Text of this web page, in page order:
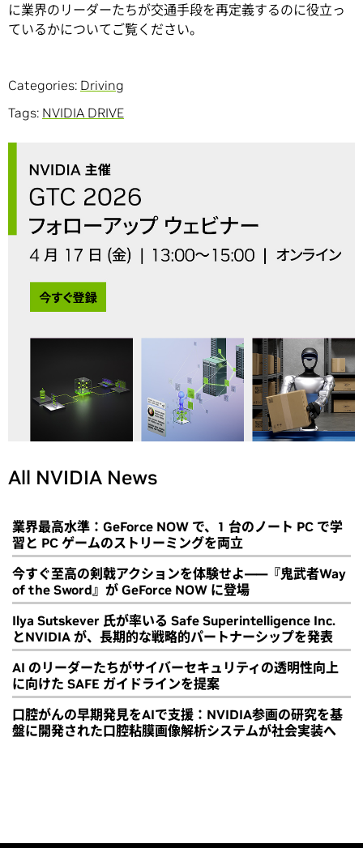
に業界のリーダーたちが交通手段を再定義するのに役立っ
ているかについてご覧ください。
Categories: Driving
Tags: NVIDIA DRIVE
All NVIDIA News
業界最高水準：GeForce NOW で、1 台のノート PC で学
習と PC ゲームのストリーミングを両立
今すぐ至高の剣戟アクションを体験せよ――『鬼武者Way
of the Sword』が GeForce NOW に登場
Ilya Sutskever 氏が率いる Safe Superintelligence Inc.
とNVIDIA が、長期的な戦略的パートナーシップを発表
AI のリーダーたちがサイバーセキュリティの透明性向上
に向けた SAFE ガイドラインを提案
口腔がんの早期発見をAIで支援：NVIDIA参画の研究を基
盤に開発された口腔粘膜画像解析システムが社会実装へ